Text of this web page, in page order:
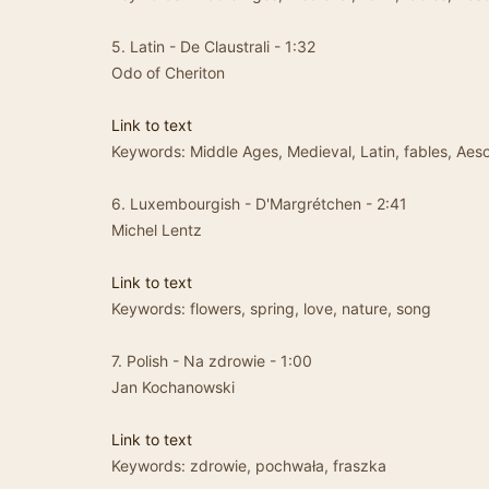
5. Latin - De Claustrali - 1:32
Odo of Cheriton
Link to text
Keywords: Middle Ages, Medieval, Latin, fables,
6. Luxembourgish - D'Margrétchen - 2:41
Michel Lentz
Link to text
Keywords: flowers, spring, love, nature, song
7. Polish - Na zdrowie - 1:00
Jan Kochanowski
Link to text
Keywords: zdrowie, pochwała, fraszka